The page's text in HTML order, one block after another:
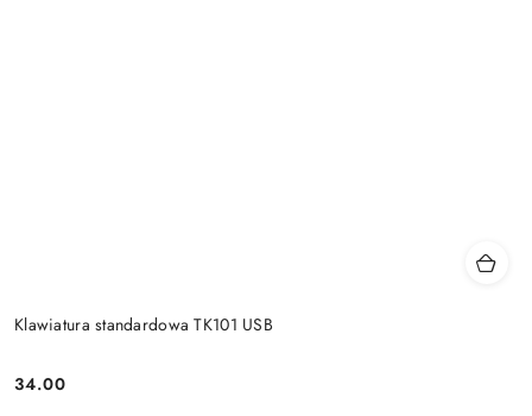
Klawiatura standardowa TK101 USB
Price:
34.00